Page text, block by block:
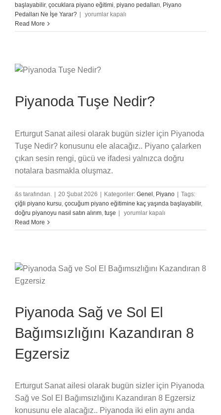
başlayabilir, çocuklara piyano eğitimi, piyano pedalları, Piyano
Pedalları Ne İşe Yarar?
Piyano
Ne
yorumlar kapalı
Read More
Piyanoda Tuşe Nedir?
Erturgut Sanat ailesi olarak bugün sizler için Piyanoda
Tuşe Nedir? konusunu ele alacağız.. Piyano çalarken
çıkan sesin rengi, gücü ve ifadesi yalnızca doğru
notalara basmakla oluşmaz.
&s tarafından. | 20 Şubat 2026 | Kategoriler: Genel Piyano | Tags:
çiğli piyano kursu çocuğum piyano eğitimine kaç yaşında başlayabilir,
doğru piyanoyu nasıl satın alırım tuşe |
Piyanoda
Nedir?
yorumlar kapalı
Read More
Piyanoda Sağ ve Sol El
Bağımsızlığını Kazandıran 8
Egzersiz
Erturgut Sanat ailesi olarak bugün sizler için Piyanoda
Sağ ve Sol El Bağımsızlığını Kazandıran 8 Egzersiz
konusunu ele alacağız.. Piyanoda iki elin aynı anda